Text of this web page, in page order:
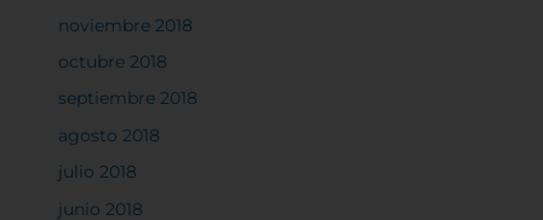
noviembre 2018
octubre 2018
septiembre 2018
agosto 2018
julio 2018
junio 2018
Rechazar todas
Confirmar mis preferencias